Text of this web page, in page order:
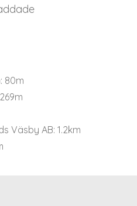
80m
Väsby AB: 1.2km